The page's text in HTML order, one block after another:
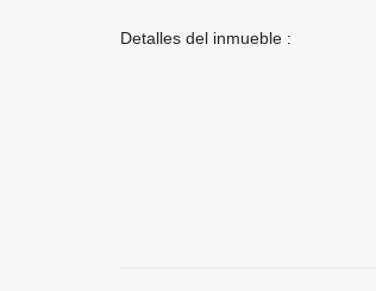
Detalles del inmueble :